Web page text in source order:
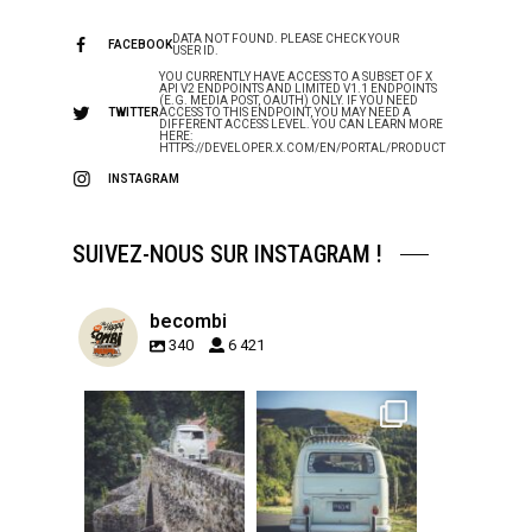
FACEBOOKDATA NOT FOUND. PLEASE CHECK YOUR
USER ID.
TWITTER
YOU CURRENTLY HAVE ACCESS TO A SUBSET OF X
API V2 ENDPOINTS AND LIMITED V1.1 ENDPOINTS
(E.G. MEDIA POST, OAUTH) ONLY. IF YOU NEED
ACCESS TO THIS ENDPOINT, YOU MAY NEED A
DIFFERENT ACCESS LEVEL. YOU CAN LEARN MORE
HERE:
HTTPS://DEVELOPER.X.COM/EN/PORTAL/PRODUCT
INSTAGRAM
SUIVEZ-NOUS SUR INSTAGRAM !
becombi
340 6 421
becombi
Sep 15
becombi
Sep 12